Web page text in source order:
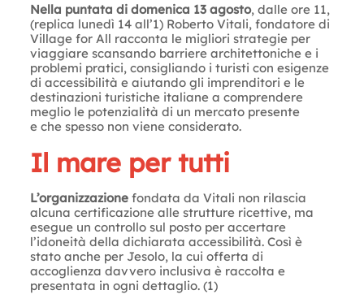
Nella puntata di domenica 13 agosto, dalle ore 11,
(replica lunedì 14 all’1) Roberto Vitali, fondatore di
Village for All racconta le migliori strategie per
viaggiare scansando barriere architettoniche e i
problemi pratici, consigliando i turisti con esigenze
di accessibilità e aiutando gli imprenditori e le
destinazioni turistiche italiane a comprendere
meglio le potenzialità di un mercato presente
e che spesso non viene considerato.
Il mare per tutti
L’organizzazionefondata da Vitali non rilascia
alcuna certificazione alle strutture ricettive, ma
esegue un controllo sul posto per accertare
l’idoneità della dichiarata accessibilità. Così è
stato anche per Jesolo, la cui offerta di
accoglienza davvero inclusiva è raccolta e
presentata in ogni dettaglio. (1)